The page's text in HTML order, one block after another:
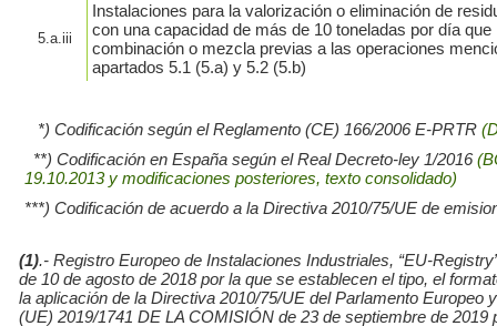
5.a.iii
Instalaciones para la valorización o eliminación de
con una capacidad de más de 10 toneladas por día que
combinación o mezcla previas a las operaciones
apartados 5.1 (5.a) y 5.2 (5.b)
*) Codificación según el Reglamento (CE) 166/2006 E-PRTR
**) Codificación en España según el Real Decreto-ley 1/2016
19.10.2013 y modificaciones posteriores, texto consolidado)
***) Codificación de acuerdo a la Directiva 2010/75/UE de
(1).- Registro Europeo de Instalaciones Industriales, “EU-
de 10 de agosto de 2018 por la que se establecen el tipo, el
la aplicación de la Directiva 2010/75/UE del Parlamento
(UE) 2019/1741 DE LA COMISIÓN de 23 de septiembre de